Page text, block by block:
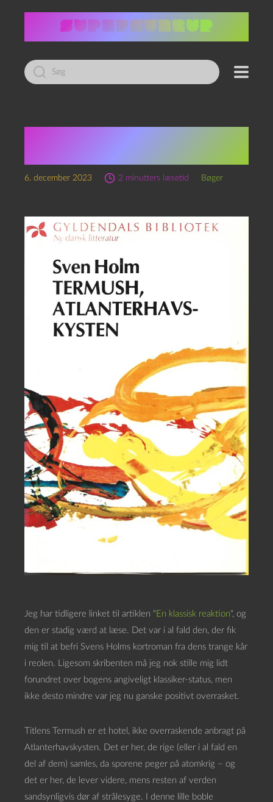
Led
efter:
6. december 2023 2 minutters læsetid Bøger
Jeg har tidligere linket til artiklen “ En klassisk reaktion“, og
den er stadig værd at læse. Det var i al fald den, der fik
mig til at befri Svens Holms kortroman fra dens trange kår
i reolen. Ligesom skribenten må jeg nok stille mig lidt
forundret over bogens angiveligt klassiker-status, men
ikke desto mindre var jeg nu ganske positivt overrasket.
Titlens Termush er et hotel, ikke overraskende anbragt på
Atlanterhavskysten. Det er her, de rige (eller i al fald en
del af dem) samles, da sporene peger på atomkrig – og
det er her, de lever videre, mens resten af verden
sandsynligvis dør af strålesyge. I denne lille boble